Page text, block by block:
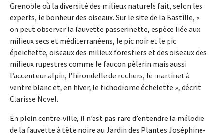
Grenoble où la diversité des milieux naturels fait, selon les
experts, le bonheur des oiseaux. Sur le site de la Bastille, «
on peut observer la fauvette passerinette, espèce liée aux
milieux secs et méditerranéens, le pic noir et le pic
épeichette, oiseaux des milieux forestiers et des oiseaux des
milieux rupestres comme le faucon pèlerin mais aussi
l’accenteur alpin, l’hirondelle de rochers, le martinet à
ventre blanc et, en hiver, le tichodrome échelette », décrit
Clarisse Novel.
En plein centre-ville, il n’est pas rare d’entendre la mélodie
de la fauvette à tête noire au Jardin des Plantes Joséphine-